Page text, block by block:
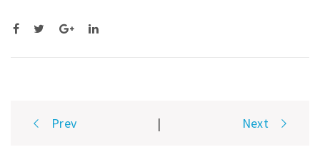
PostPrev | Next